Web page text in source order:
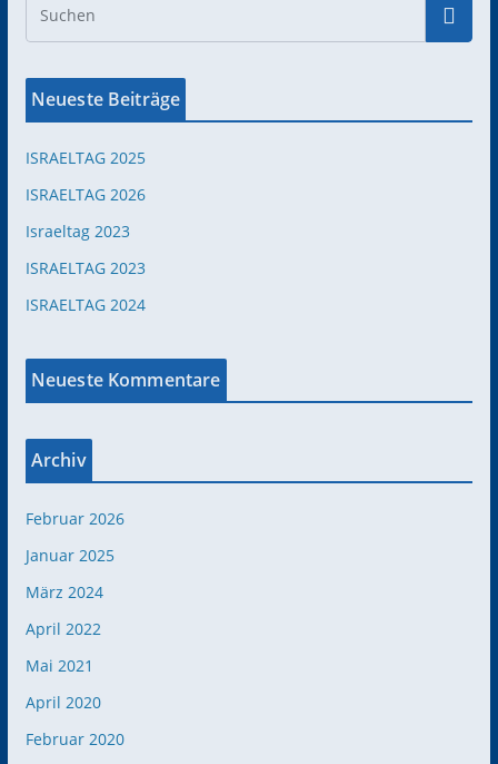
Neueste Beiträge
ISRAELTAG 2025
ISRAELTAG 2026
Israeltag 2023
ISRAELTAG 2023
ISRAELTAG 2024
Neueste Kommentare
Archiv
Februar 2026
Januar 2025
März 2024
April 2022
Mai 2021
April 2020
Februar 2020